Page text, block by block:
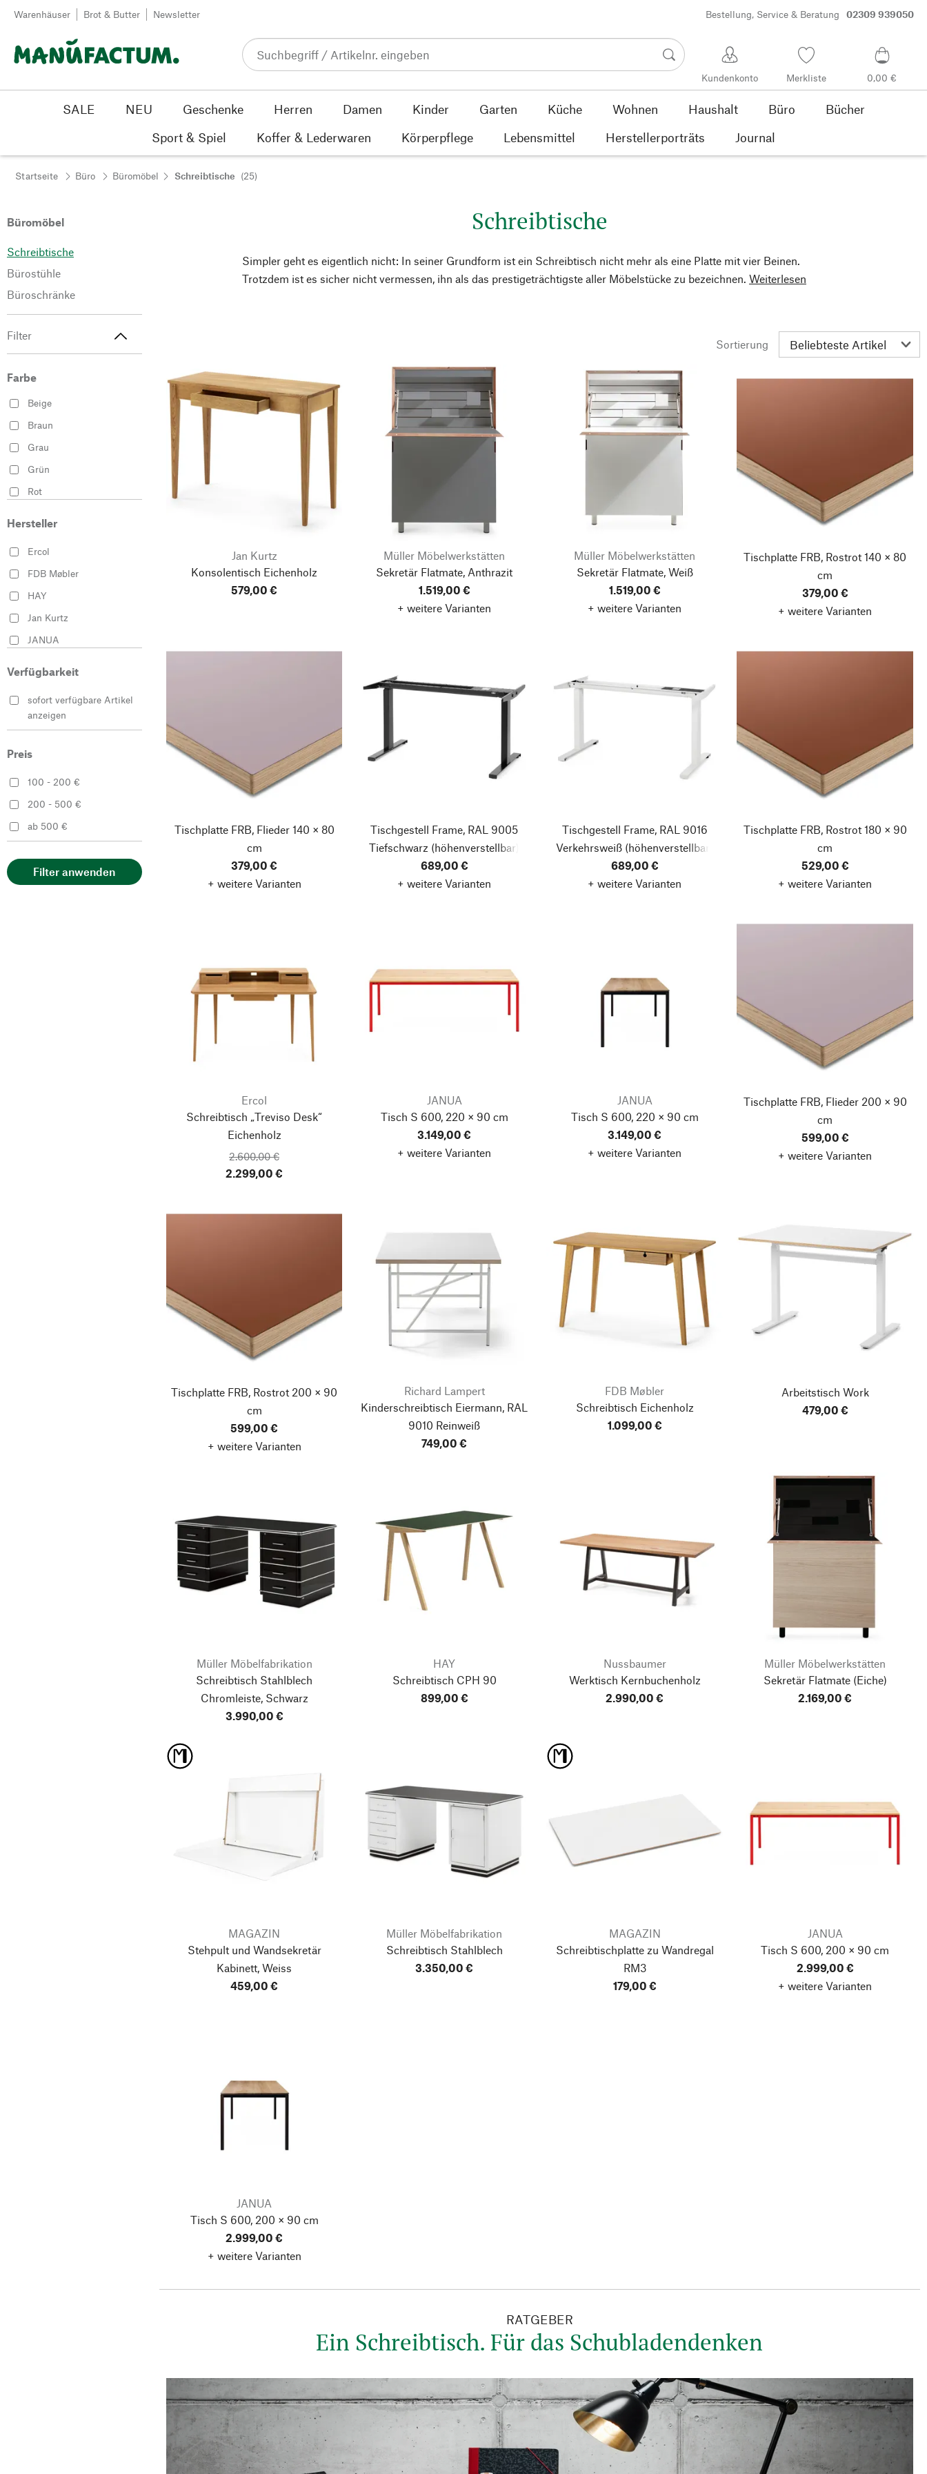
Zum Inhalt springen
Warenhäuser Brot & Butter Newsletter Bestellung, Service & Beratung 02309 939050
Kundenkonto Merkliste 0,00 €
SALE NEU Geschenke Herren Damen Kinder Garten Küche Wohnen Haushalt Büro
Bücher
Sport & Spiel
Koffer & Lederwaren Körperpflege Lebensmittel Herstellerporträts Journal
Startseite Büro Büromöbel Schreibtische (25)
Büromöbel
Schreibtische
Bürostühle
Büroschränke
Filter
Farbe
Beige
Braun
Grau
Grün
Rot
Weiß
Hersteller
Ercol
FDB Møbler
HAY
Jan Kurtz
JANUA
Müller
Möbelwerkstätten
Verfügbarkeit
sofort verfügbare Artikel
anzeigen
Preis
100 - 200 €
200 - 500 €
ab 500 €
Filter anwenden
Schreibtische
Simpler geht es eigentlich nicht: In seiner Grundform ist ein Schreibtisch nicht mehr als eine Platte mit vier Beinen.
Trotzdem ist es sicher nicht vermessen, ihn als das prestigeträchtigste aller Möbelstücke zu bezeichnen. Weiterlesen
Sortierung
Jan Kurtz
Konsolentisch Eichenholz
579,00 €
Müller Möbelwerkstätten
Sekretär Flatmate, Anthrazit
1.519,00 €
+ weitere Varianten
Müller Möbelwerkstätten
Sekretär Flatmate, Weiß
1.519,00 €
+ weitere Varianten
Tischplatte FRB, Rostrot 140 × 80
cm
379,00 €
+ weitere Varianten
Tischplatte FRB, Flieder140 × 80
cm
379,00 €
+ weitere Varianten
Tischgestell Frame, RAL 9005
Tiefschwarz (höhenverstellbar)
689,00 €
+ weitere Varianten
Tischgestell Frame, RAL 9016
Verkehrsweiß (höhenverstellbar)
689,00 €
+ weitere Varianten
Tischplatte FRB, Rostrot180 × 90
cm
529,00 €
+ weitere Varianten
Ercol
Schreibtisch „Treviso Desk“
Eichenholz
2.600,00 €
2.299,00 €
JANUA
Tisch S 600, 220 × 90 cm
3.149,00 €
+ weitere Varianten
JANUA
Tisch S 600, 220 × 90 cm
3.149,00 €
+ weitere Varianten
Tischplatte FRB, Flieder200 × 90
cm
599,00 €
+ weitere Varianten
Tischplatte FRB, Rostrot 200 × 90
cm
599,00 €
+ weitere Varianten
Richard Lampert
Kinderschreibtisch Eiermann, RAL
9010 Reinweiß
749,00 €
FDB Møbler
Schreibtisch Eichenholz
1.099,00 €
Arbeitstisch Work
479,00 €
Müller Möbelfabrikation
Schreibtisch Stahlblech
Chromleiste, Schwarz
3.990,00 €
HAY
Schreibtisch CPH 90
899,00 €
Nussbaumer
Werktisch Kernbuchenholz
2.990,00 €
Müller Möbelwerkstätten
Sekretär Flatmate(Eiche)
2.169,00 €
MAGAZIN
Stehpult und Wandsekretär
Kabinett, Weiss
459,00 €
Müller Möbelfabrikation
Schreibtisch Stahlblech
3.350,00 €
MAGAZIN
Schreibtischplatte zu Wandregal
RM3
179,00 €
JANUA
Tisch S 600, 200 × 90 cm
2.999,00 €
+ weitere Varianten
JANUA
Tisch S 600, 200 × 90 cm
2.999,00 €
+ weitere Varianten
RATGEBER
Ein Schreibtisch. Für das Schubladendenken